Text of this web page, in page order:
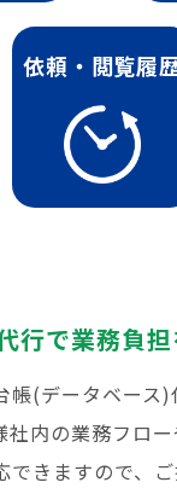
依頼・閲覧履
行で業務負
帳(データベース
社内の業務フロ
できますので、